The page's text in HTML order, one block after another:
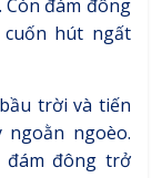
Còn đám đông
hút ngất
trời và tiến
ngoèo.
đám đông trở